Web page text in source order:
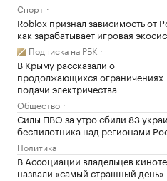
Спорт
Roblox признал зависимость от
как зарабатывает игровая
Подписка на РБК
В Крыму рассказали о
продолжающихся ограничениях
подачи электричества
Общество
Силы ПВО за утро сбили 83
беспилотника над регионами
Политика
В Ассоциации владельцев
назвали «самый страшный день»